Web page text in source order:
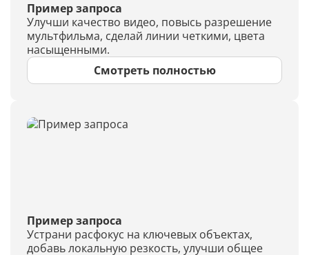
Пример запроса
Улучши качество видео, повысь разрешение
мультфильма, сделай линии четкими, цвета
насыщенными.
Смотреть полностью
Пример запроса
Устрани расфокус на ключевых объектах,
добавь локальную резкость, улучши общее